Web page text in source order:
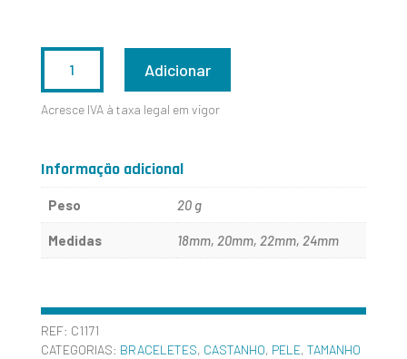
DE
Adicionar
Acresce IVA à taxa legal em vigor
Informação adicional
Peso 20 g
Medidas 18mm, 20mm, 22mm, 24mm
REF: C1171
CATEGORIAS: BRACELETES, CASTANHO, PELE, TAMANHO